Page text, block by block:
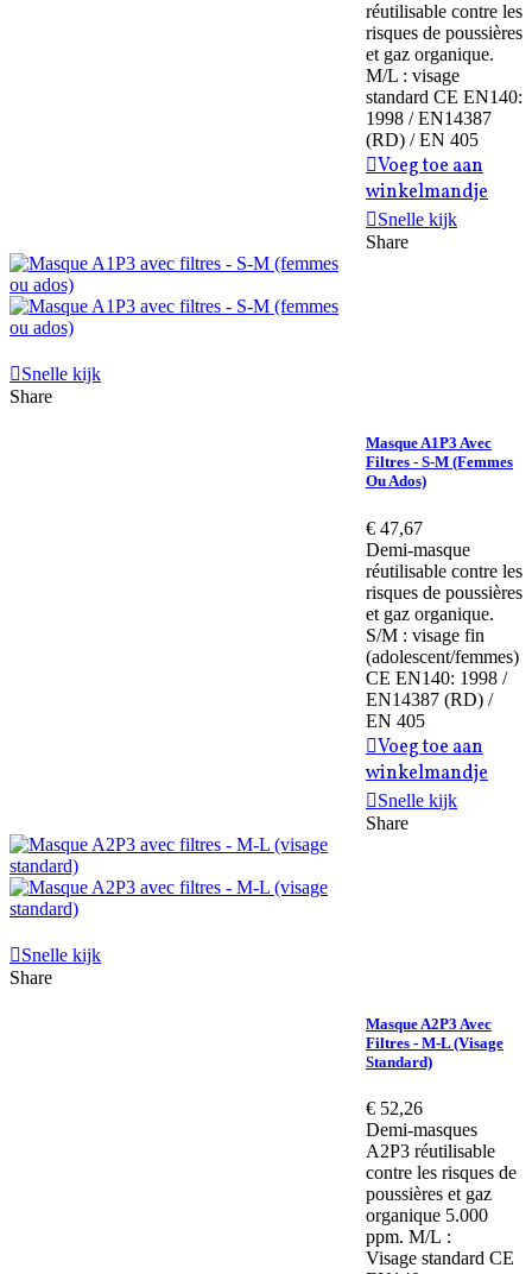
réutilisable contre les
risques de poussières
et gaz organique.
M/L : visage
standard CE EN140:
1998 / EN14387
(RD) / EN 405
Voeg toe aan
winkelmandje
Snelle kijk
Share
Snelle kijk
Share
Masque A1P3 Avec
Filtres - S-M (femmes
Ou Ados)
€ 47,67
Demi-masque
réutilisable contre les
risques de poussières
et gaz organique.
S/M : visage fin
(adolescent/femmes)
CE EN140: 1998 /
EN14387 (RD) /
EN 405
Voeg toe aan
winkelmandje
Snelle kijk
Share
Snelle kijk
Share
Masque A2P3 Avec
Filtres - M-L (visage
Standard)
€ 52,26
Demi-masques
A2P3 réutilisable
contre les risques de
poussières et gaz
organique 5.000
ppm. M/L :
Visage standard CE